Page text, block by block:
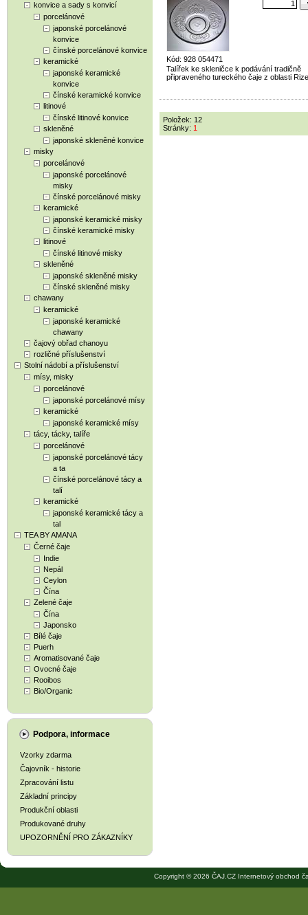
konvice a sady s konvicí
porcelánové
japonské porcelánové
konvice
čínské porcelánové konvice
keramické
japonské keramické
konvice
čínské keramické konvice
litinové
čínské litinové konvice
skleněné
japonské skleněné konvice
misky
porcelánové
japonské porcelánové
misky
čínské porcelánové misky
keramické
japonské keramické misky
čínské keramické misky
litinové
čínské litinové misky
skleněné
japonské skleněné misky
čínské skleněné misky
chawany
keramické
japonské keramické
chawany
čajový obřad chanoyu
rozličné příslušenství
Stolní nádobí a příslušenství
mísy, misky
porcelánové
japonské porcelánové mísy
keramické
japonské keramické mísy
tácy, tácky, talíře
porcelánové
japonské porcelánové tácy
a ta
čínské porcelánové tácy a
talí
keramické
japonské keramické tácy a
tal
TEA BY AMANA
Černé čaje
Indie
Nepál
Ceylon
Čína
Zelené čaje
Čína
Japonsko
Bílé čaje
Puerh
Aromatisované čaje
Ovocné čaje
Rooibos
Bio/Organic
Podpora, informace
Vzorky zdarma
Čajovník - historie
Zpracování listu
Základní principy
Produkční oblasti
Produkované druhy
UPOZORNĚNÍ PRO ZÁKAZNÍKY
Kód: 928 054471
Talířek ke skleničce k podávání tradičně
připraveného tureckého čaje z oblasti
Položek: 12
Stránky: 1
Copyright © 2026 ČAJ.CZ Internetový obchod